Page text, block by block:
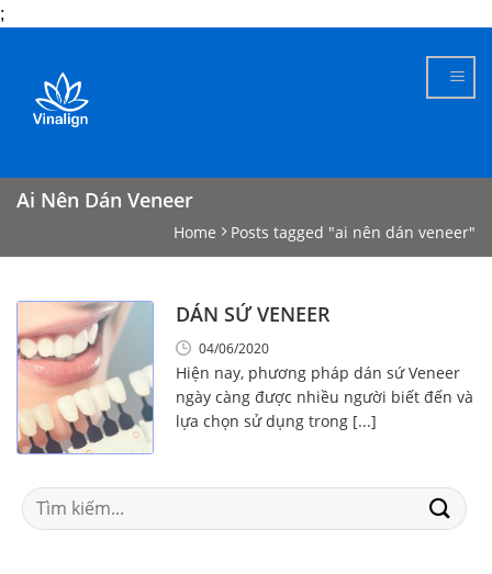
;
content
Ai Nên Dán Veneer
Home Posts tagged "ai nên dán veneer"
DÁN SỨ VENEER
04/06/2020
Hiện nay, phương pháp dán sứ Veneer
ngày càng được nhiều người biết đến và
lựa chọn sử dụng trong [...]
Search
for: